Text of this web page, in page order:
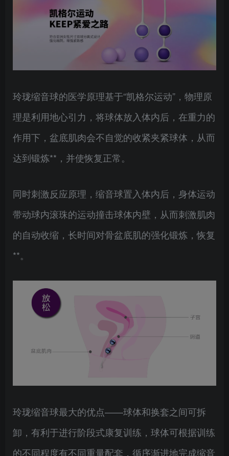
玲珑缩音球的医学原理基于“凯格尔运动”，物理原
理是利用地心引力，将球体放入体内后，在重力的
作用下，盆底肌肉会不自觉的收紧夹紧球体，从而
达到锻炼**，并使恢复正常。
同时刺激反应原理，缩音球置入体内后，身体运动
带动球内滚珠的运动撞击球体内壁，从而刺激肌肉
的自动收缩，长时间对骨盆底肌的强化锻炼，恢复
**。
玲珑缩音球最大的优点——球体和换套之间可拆
卸，有利于进行阶段式康复训练，球体可根据训练
的不同程度有不同重量配套，循序渐进地完成缩音